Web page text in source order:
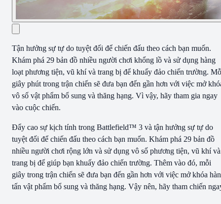
Tận hưởng sự tự do tuyệt đối để chiến đấu theo cách bạn muốn.
Khám phá 29 bản đồ nhiều người chơi khổng lồ và sử dụng hàng
loạt phương tiện, vũ khí và trang bị để khuấy đảo chiến trường.
giây phút trong trận chiến sẽ đưa bạn đến gần hơn với việc mở
vô số vật phẩm bổ sung và thăng hạng. Vì vậy, hãy tham gia ngay
vào cuộc chiến.
Đẩy cao sự kịch tính trong Battlefield™ 3 và tận hưởng sự tự do
tuyệt đối để chiến đấu theo cách bạn muốn. Khám phá 29 bản đồ
nhiều người chơi rộng lớn và sử dụng vô số phương tiện, vũ khí và
trang bị để giúp bạn khuấy đảo chiến trường. Thêm vào đó, mỗi
giây trong trận chiến sẽ đưa bạn đến gần hơn với việc mở khóa
tấn vật phẩm bổ sung và thăng hạng. Vậy nên, hãy tham chiến